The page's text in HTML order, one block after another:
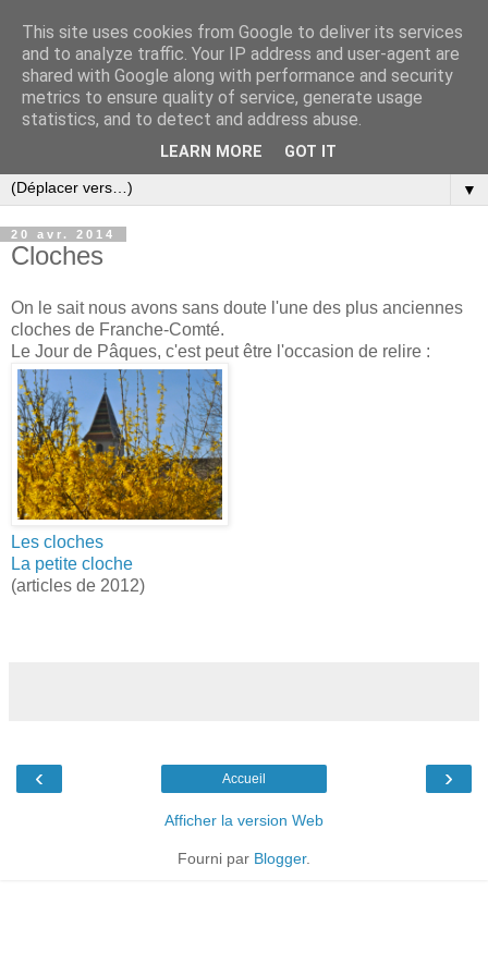
▼
20 avr. 2014
Cloches
On le sait nous avons sans doute l'une des plus anciennes
cloches de Franche-Comté.
Le Jour de Pâques, c'est peut être l'occasion de relire :
Les cloches
La petite cloche
(articles de 2012)
‹ ›
Accueil
Afficher la version Web
Fourni par Blogger.
This site uses cookies from Google to deliver its services
and to analyze traffic. Your IP address and user-agent are
shared with Google along with performance and security
metrics to ensure quality of service, generate usage
statistics, and to detect and address abuse.
LEARN MORE GOT IT